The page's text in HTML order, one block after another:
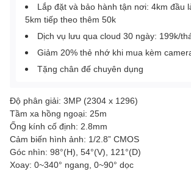
Lắp đặt và bảo hành tận nơi: 4km đầu
5km tiếp theo thêm 50k
Dịch vụ lưu qua cloud 30 ngày: 199k/
Giảm 20% thẻ nhớ khi mua kèm
Tặng chân đế chuyên dụng
Độ phân giải: 3MP (2304 x 1296)
Tầm xa hồng ngoại: 25m
Ống kính cố định: 2.8mm
Cảm biến hình ảnh: 1/2.8” CMOS
Góc nhìn: 98°(H), 54°(V), 121°(D)
Xoay: 0~340° ngang, 0~90° dọc